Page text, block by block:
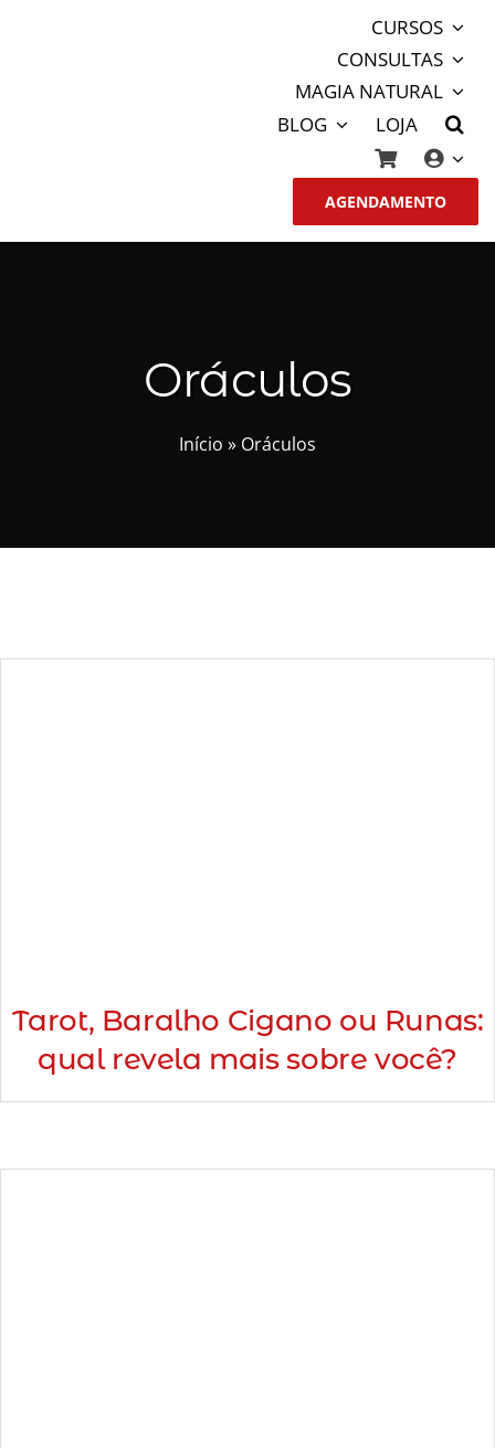
CURSOS
CONSULTAS
MAGIA NATURAL
BLOG
LOJA
AGENDAMENTO
Oráculos
Início » Oráculos
Tarot, Baralho Cigano ou Runas:
qual revela mais sobre você?